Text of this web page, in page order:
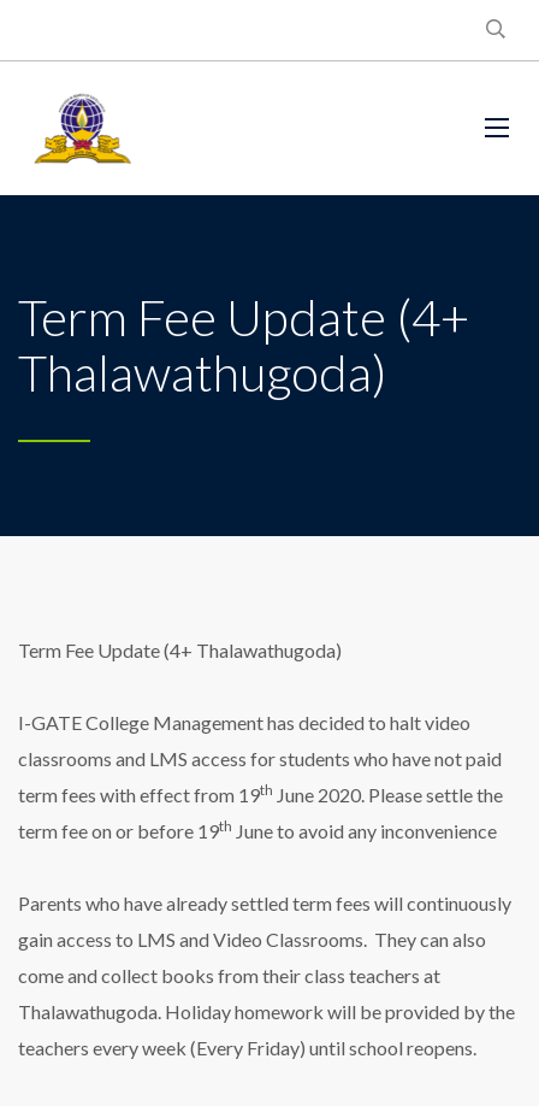
Term Fee Update (4+
Thalawathugoda)
Term Fee Update (4+ Thalawathugoda)
I-GATE College Management has decided to halt video
classrooms and LMS access for students who have not paid
term fees with effect from 19th June 2020. Please settle the
term fee on or before 19th June to avoid any inconvenience
Parents who have already settled term fees will continuously
gain access to LMS and Video Classrooms. They can also
come and collect books from their class teachers at
Thalawathugoda. Holiday homework will be provided by the
teachers every week (Every Friday) until school reopens.